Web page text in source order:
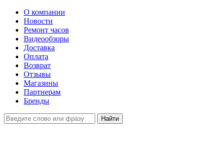
О компании
Новости
Ремонт часов
Видеообзоры
Доставка
Оплата
Возврат
Отзывы
Магазины
Партнерам
Бренды